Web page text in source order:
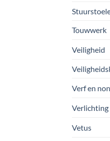
Touwwerk
Veiligheid
Verf en
Verlichting
Vetus